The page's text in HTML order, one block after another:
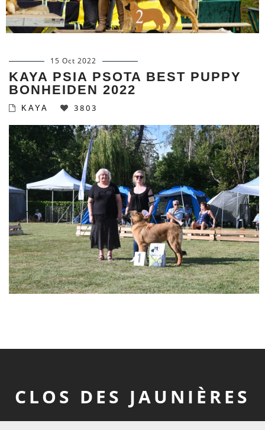
15 Oct 2022
KAYA PSIA PSOTA BEST PUPPY
BONHEIDEN 2022
KAYA 3803
CLOS DES JAUNIÈRES